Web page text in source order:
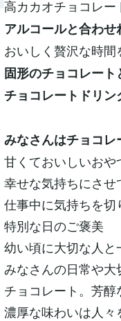
高カカオチョコレー
アルコールと合わせ
おいしく贅沢な時間
固形のチョコレート
チョコレートドリン
みなさんはチョコレ
甘くておいしいおや
幸せな気持ちにさ
仕事中に気持ちを
特別な日のご褒美
幼い頃に大切な人
みなさんの日常や
チョコレート。芳醇
濃厚な味わいは人々